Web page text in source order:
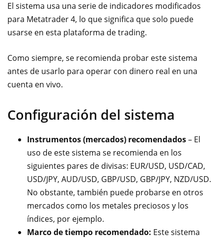
El sistema usa una serie de indicadores modificados
para Metatrader 4, lo que significa que solo puede
usarse en esta plataforma de trading.
Como siempre, se recomienda probar este sistema
antes de usarlo para operar con dinero real en una
cuenta en vivo.
Configuración del sistema
Instrumentos (mercados) recomendados– El
uso de este sistema se recomienda en los
siguientes pares de divisas: EUR/USD, USD/CAD,
USD/JPY, AUD/USD, GBP/USD, GBP/JPY, NZD/USD.
No obstante, también puede probarse en otros
mercados como los metales preciosos y los
índices, por ejemplo.
Marco de tiempo recomendado: Este sistema